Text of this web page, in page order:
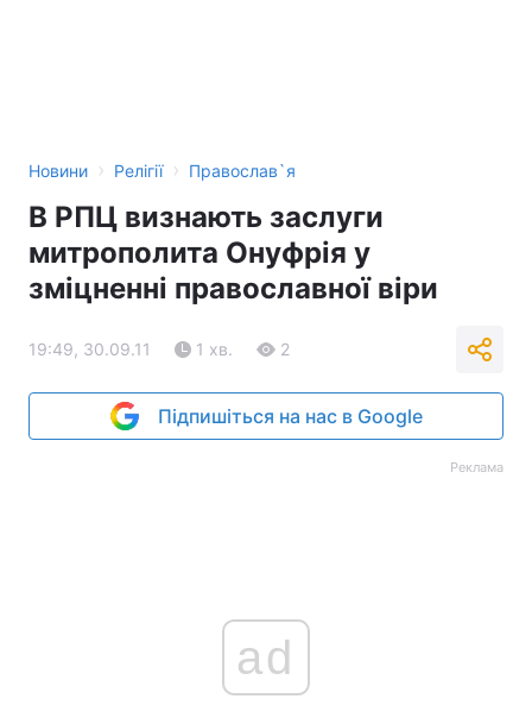
Новини › Релігії › Православ`я
В РПЦ визнають заслуги
митрополита Онуфрія у
зміцненні православної віри
19:49, 30.09.11 1 хв. 2
Підпишіться на нас в Google
Реклама
ad